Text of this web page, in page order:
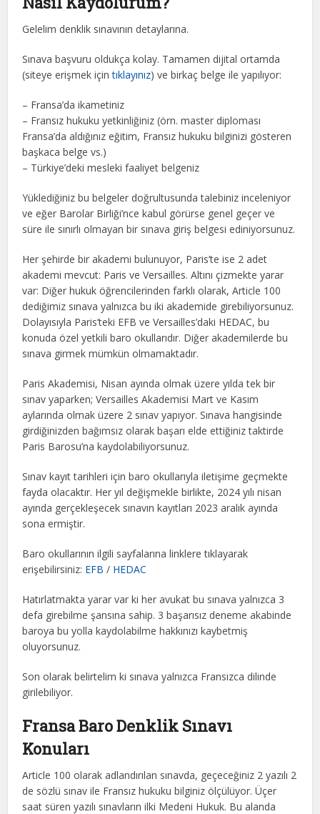
Gelelim denklik sınavının detaylarına.
Sınava başvuru oldukça kolay. Tamamen dijital ortamda
(siteye erişmek içintıklayınız) ve birkaç belge ile yapılıyor:
– Fransa’da ikametiniz
– Fransız hukuku yetkinliğiniz (örn. master diploması
Fransa’da aldığınız eğitim, Fransız hukuku bilginizi gösteren
başkaca belge vs.)
– Türkiye’deki mesleki faaliyet belgeniz
Yüklediğiniz bu belgeler doğrultusunda talebiniz inceleniyor
ve eğer Barolar Birliği’nce kabul görürse genel geçer ve
süre ile sınırlı olmayan bir sınava giriş belgesi ediniyorsunuz.
Her şehirde bir akademi bulunuyor, Paris’te ise 2 adet
akademi mevcut: Paris ve Versailles. Altını çizmekte yarar
var: Diğer hukuk öğrencilerinden farklı olarak, Article 100
dediğimiz sınava yalnızca bu iki akademide girebiliyorsunuz.
Dolayısıyla Paris’teki EFB ve Versailles’daki HEDAC, bu
konuda özel yetkili baro okullarıdır. Diğer akademilerde bu
sınava girmek mümkün olmamaktadır.
Paris Akademisi, Nisan ayında olmak üzere yılda tek bir
sınav yaparken; Versailles Akademisi Mart ve Kasım
aylarında olmak üzere 2 sınav yapıyor. Sınava hangisinde
girdiğinizden bağımsız olarak başarı elde ettiğiniz taktirde
Paris Barosu’na kaydolabiliyorsunuz.
Sınav kayıt tarihleri için baro okullarıyla iletişime geçmekte
fayda olacaktır. Her yıl değişmekle birlikte, 2024 yılı nisan
ayında gerçekleşecek sınavın kayıtları 2023 aralık ayında
sona ermiştir.
Baro okullarının ilgili sayfalarına linklere tıklayarak
erişebilirsiniz: EFB / HEDAC
Hatırlatmakta yarar var ki her avukat bu sınava yalnızca 3
defa girebilme şansına sahip. 3 başarısız deneme akabinde
baroya bu yolla kaydolabilme hakkınızı kaybetmiş
oluyorsunuz.
Son olarak belirtelim ki sınava yalnızca Fransızca dilinde
girilebiliyor.
Fransa Baro Denklik Sınavı
Konuları
Article 100 olarak adlandırılan sınavda, geçeceğiniz 2 yazılı 2
de sözlü sınav ile Fransız hukuku bilginiz ölçülüyor. Üçer
saat süren yazılı sınavların ilki Medeni Hukuk. Bu alanda